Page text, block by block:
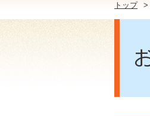
トップ